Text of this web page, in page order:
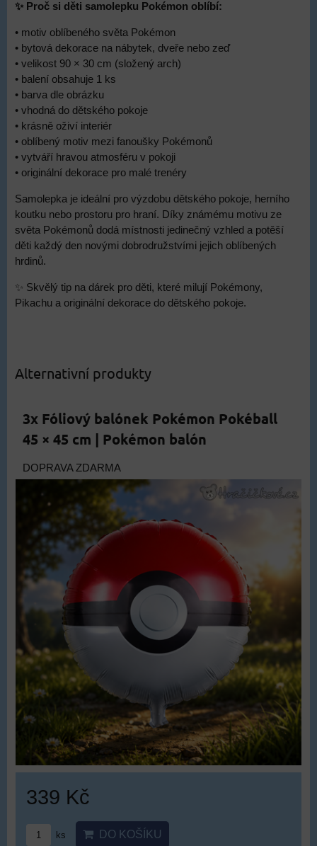
✨ Proč si děti samolepku Pokémon oblíbí:
• motiv oblíbeného světa Pokémon
• bytová dekorace na nábytek, dveře nebo zeď
• velikost 90 × 30 cm (složený arch)
• balení obsahuje 1 ks
• barva dle obrázku
• vhodná do dětského pokoje
• krásně oživí interiér
• oblíbený motiv mezi fanoušky Pokémonů
• vytváří hravou atmosféru v pokoji
• originální dekorace pro malé trenéry
Samolepka je ideální pro výzdobu dětského pokoje, herního
koutku nebo prostoru pro hraní. Díky známému motivu ze
světa Pokémonů dodá místnosti jedinečný vzhled a potěší
děti každý den novými dobrodružstvími jejich oblíbených
hrdinů.
✨ Skvělý tip na dárek pro děti, které milují Pokémony,
Pikachu a originální dekorace do dětského pokoje.
Alternativní produkty
3x Fóliový balónek Pokémon Pokéball
45 × 45 cm | Pokémon balón
DOPRAVA ZDARMA
339 Kč
ks DO KOŠÍKU